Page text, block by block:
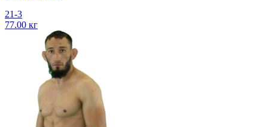
21-3
77.00 кг